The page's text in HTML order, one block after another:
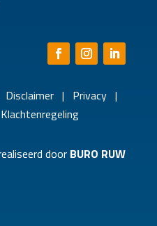
Disclaimer| Privacy|
Klachtenregeling
door BURO RUW